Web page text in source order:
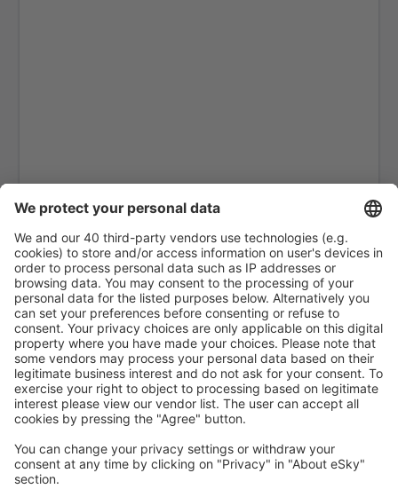
Ambler Airport (ABL)
Angel Fire repülőtér (AXX)
Angoon Apt. (AGN)
Aniak Airport (ANI)
Durango
Ann Arbor Municipal Airport (ARB)
McKinleyville Arcata Eureka (ACV)
Arctic Village Apt. (ARC)